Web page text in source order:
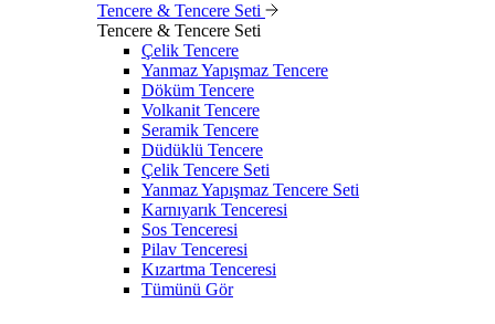
Tencere & Tencere Seti
Tencere & Tencere Seti
Çelik Tencere
Yanmaz Yapışmaz Tencere
Döküm Tencere
Volkanit Tencere
Seramik Tencere
Düdüklü Tencere
Çelik Tencere Seti
Yanmaz Yapışmaz Tencere Seti
Karnıyarık Tenceresi
Sos Tenceresi
Pilav Tenceresi
Kızartma Tenceresi
Tümünü Gör